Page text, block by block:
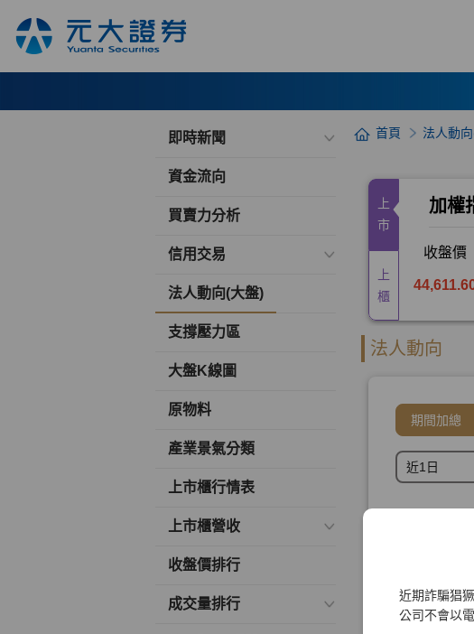
近期詐騙猖
公司不會以
即時新聞
資金流向
買賣力分析
信用交易
法人動向(大盤)
支撐壓力區
大盤K線圖
原物料
產業景氣分類
上市櫃行情表
上市櫃營收
收盤價排行
成交量排行
首頁 法人動